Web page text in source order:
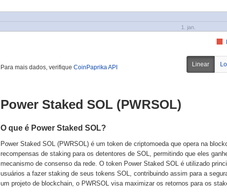
1. jan.
Para mais dados, verifique CoinPaprika API Linear
Power Staked SOL (PWRSOL)
O que é Power Staked SOL?
Power Staked SOL (PWRSOL) é um token de criptomoeda que opera na
recompensas de staking para os detentores de SOL, permitindo que eles
mecanismo de consenso da rede. O token Power Staked SOL é utilizado
usuários a fazer staking de seus tokens SOL, contribuindo assim para a
um projeto de blockchain, o PWRSOL visa maximizar os retornos para os